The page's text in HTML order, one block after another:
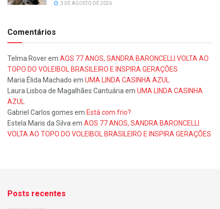
3 DE AGOSTO DE 2026
Comentários
Telma Roverem AOS 77 ANOS, SANDRA BARONCELLI VOLTA AO
TOPO DO VOLEIBOL BRASILEIRO E INSPIRA GERAÇÕES
Maria Élida Machado em UMA LINDA CASINHA AZUL
Laura Lisboa de Magalhães Cantuária em UMA LINDA CASINHA
AZUL
Gabriel Carlos gomes em Está com frio?
Estela Maris da Silva em AOS 77 ANOS, SANDRA BARONCELLI
VOLTA AO TOPO DO VOLEIBOL BRASILEIRO E INSPIRA GERAÇÕES
Posts recentes